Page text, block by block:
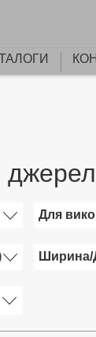
Для
Ширина/